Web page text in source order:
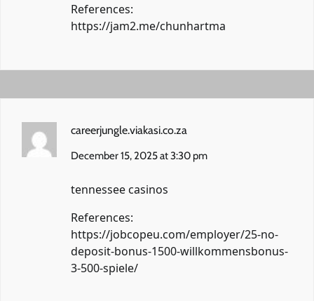
References:
https://jam2.me/chunhartma
careerjungle.viakasi.co.za
December 15, 2025 at 3:30 pm
tennessee casinos
References:
https://jobcopeu.com/employer/25-no-
deposit-bonus-1500-willkommensbonus-
3-500-spiele/